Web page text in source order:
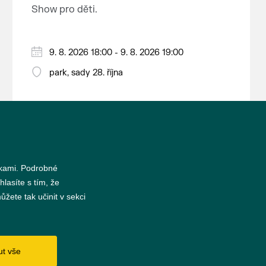
nejrozsáhlejší parkově upravená
kulturního dědictví UNESCO.
Show pro děti.
9. 8. 2026 18:00 - 9. 8. 2026 19:00
park, sady 28. října
Podrobné
s tím, že
tak učinit v sekci
vše